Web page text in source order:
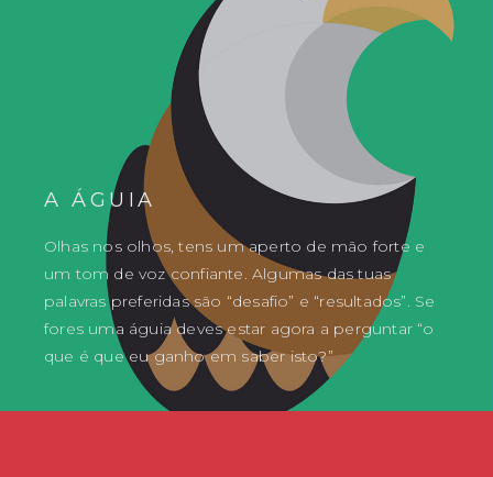
A ÁGUIA
Olhas nos olhos, tens um aperto de mão forte e
um tom de voz confiante. Algumas das tuas
palavras preferidas são “desafio” e “resultados”. Se
fores uma águia deves estar agora a perguntar “o
que é que eu ganho em saber isto?”